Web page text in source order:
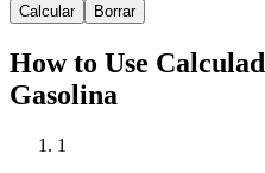
Calcular Borrar
How to Use
Gasolina
1